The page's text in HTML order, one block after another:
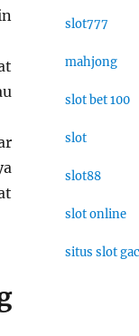
slot777
mahjong
slot bet 100
slot
slot88
slot online
situs slot